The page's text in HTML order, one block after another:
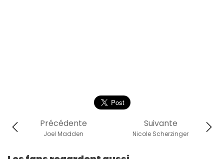
Suivante
Nicole Scherzinger
Précédente
Joel Madden